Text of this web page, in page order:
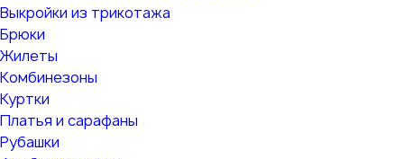
Выкройки из трикотажа
Брюки
Жилеты
Комбинезоны
Куртки
Платья и сарафаны
Рубашки